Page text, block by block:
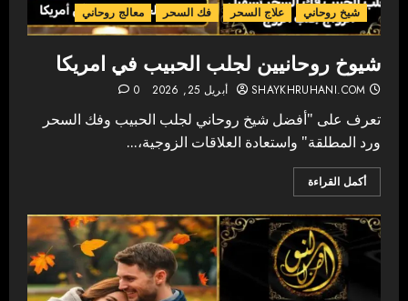
شيخ روحاني
علاج السحر فك السحر معالج روحاني
شيوخ روحانيين لجلب الحبيب في امريكا
SHAYKHRUHANI.COM أبريل 25, 2026 0
تعرف على "أفضل شيخ روحاني لجلب الحبيب وفك السحر
ورد المطلقة" واستعادة العلاقات الزوجية،...
أكمل القراءة